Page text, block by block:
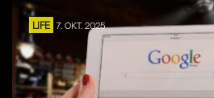
LIFE 7. OKT. 2025